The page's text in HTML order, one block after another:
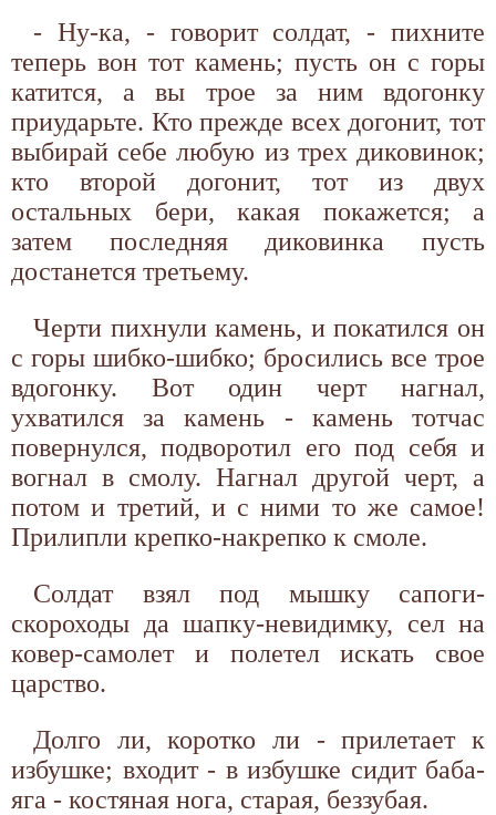
- Ну-ка, - говорит солдат, - пихните
теперь вон тот камень; пусть он с горы
катится, а вы трое за ним вдогонку
приударьте. Кто прежде всех догонит, тот
выбирай себе любую из трех диковинок;
кто второй догонит, тот из двух
остальных бери, какая покажется; а
затем последняя диковинка пусть
достанется третьему.
Черти пихнули камень, и покатился он
с горы шибко-шибко; бросились все трое
вдогонку. Вот один черт нагнал,
ухватился за камень - камень тотчас
повернулся, подворотил его под себя и
вогнал в смолу. Нагнал другой черт, а
потом и третий, и с ними то же самое!
Прилипли крепко-накрепко к смоле.
Солдат взял под мышку сапоги-
скороходы да шапку-невидимку, сел на
ковер-самолет и полетел искать свое
царство.
Долго ли, коротко ли - прилетает к
избушке; входит - в избушке сидит баба-
яга - костяная нога, старая, беззубая.